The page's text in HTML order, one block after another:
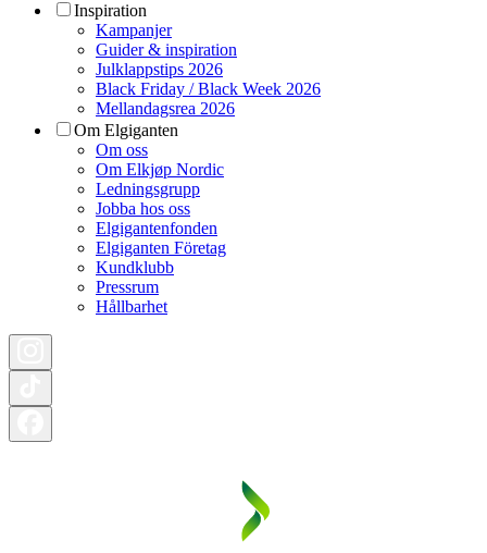
Inspiration
Kampanjer
Guider & inspiration
Julklappstips 2026
Black Friday / Black Week 2026
Mellandagsrea 2026
Om Elgiganten
Om oss
Om Elkjøp Nordic
Ledningsgrupp
Jobba hos oss
Elgigantenfonden
Elgiganten Företag
Kundklubb
Pressrum
Hållbarhet